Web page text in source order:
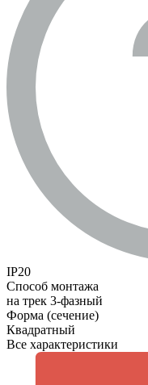
IP20
Способ монтажа
на трек 3-фазный
Форма (сечение)
Квадратный
Все характеристики